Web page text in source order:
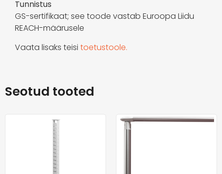
Tunnistus
GS-sertifikaat; see toode vastab Euroopa Liidu
REACH-määrusele
Vaata lisaks teisi toetustoole.
Seotud tooted